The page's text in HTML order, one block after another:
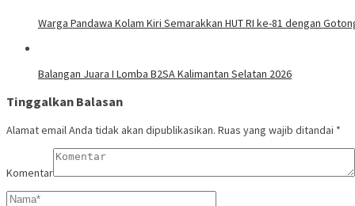
Warga Pandawa Kolam Kiri Semarakkan HUT RI ke-81 dengan
Balangan Juara I Lomba B2SA Kalimantan Selatan 2026
Tinggalkan Balasan
Alamat email Anda tidak akan dipublikasikan. Ruas yang wajib ditandai *
Komentar